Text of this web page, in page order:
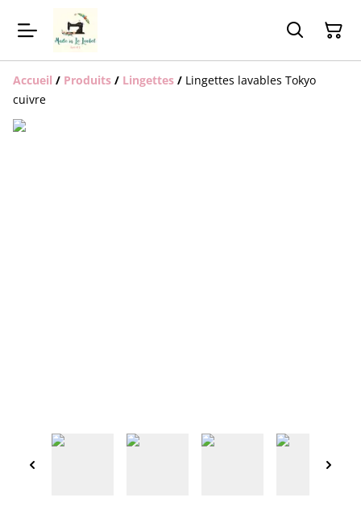
Accueil / Produits / Lingettes / Lingettes lavables Tokyo
cuivre